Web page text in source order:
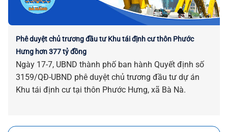
Phê duyệt chủ trương đầu tư Khu tái định cư thôn Phước
Hưng hơn 377 tỷ đồng
Ngày 17-7, UBND thành phố ban hành Quyết định số
3159/QĐ-UBND phê duyệt chủ trương đầu tư dự án
Khu tái định cư tại thôn Phước Hưng, xã Bà Nà.